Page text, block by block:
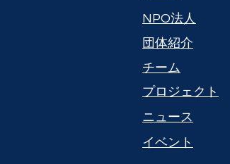
NPO法人
団体紹介
​チーム
プロジェクト
​ニュース
​イベント